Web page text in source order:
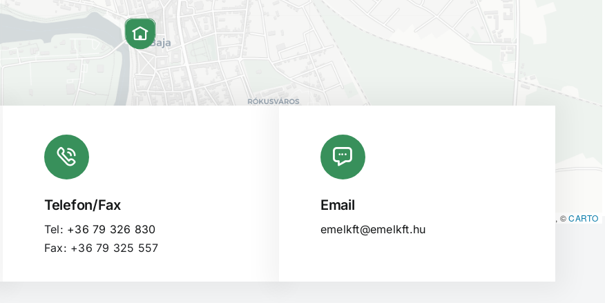
contributors, ©CARTO
Telefon/Fax
Tel: +36 79 326 830
Fax: +36 79 325 557
Email
emelkft@emelkft.hu